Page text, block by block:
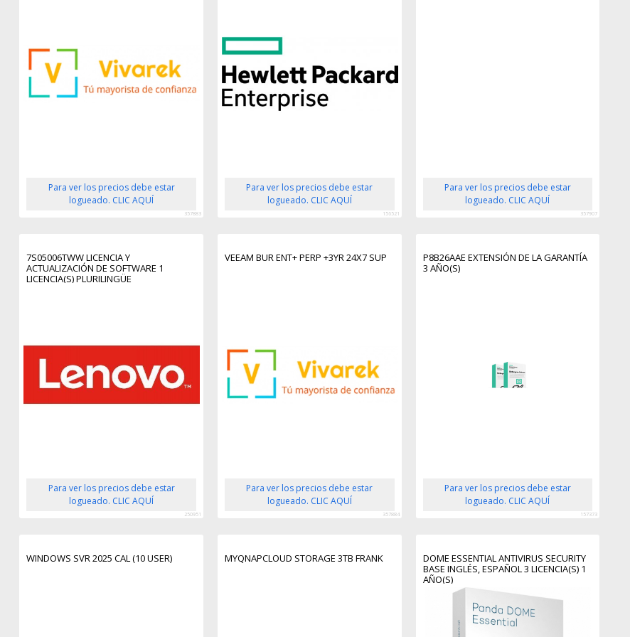
Para ver los precios debe estar
logueado. CLIC AQUÍ
357883
Para ver los precios debe estar
logueado. CLIC AQUÍ
156521
Para ver los precios debe estar
logueado. CLIC AQUÍ
357907
7S05006TWW LICENCIA Y
ACTUALIZACIÓN DE SOFTWARE 1
LICENCIA(S) PLURILINGÜE
Para ver los precios debe estar
logueado. CLIC AQUÍ
250951
VEEAM BUR ENT+ PERP +3YR 24X7 SUP
Para ver los precios debe estar
logueado. CLIC AQUÍ
357884
P8B26AAE EXTENSIÓN DE LA GARANTÍA
3 AÑO(S)
Para ver los precios debe estar
logueado. CLIC AQUÍ
157373
WINDOWS SVR 2025 CAL (10 USER) MYQNAPCLOUD STORAGE 3TB FRANK
DOME ESSENTIAL ANTIVIRUS SECURITY
BASE INGLÉS, ESPAÑOL 3 LICENCIA(S) 1
AÑO(S)